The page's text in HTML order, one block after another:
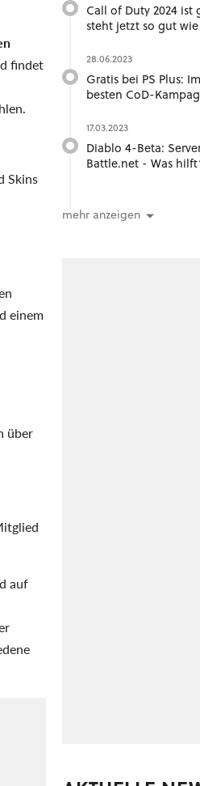
findet
Skins
einem
über
auf
Call of Duty 2024
steht jetzt so gut
28.06.2023
Gratis bei PS Plus:
besten CoD-
17.03.2023
Diablo 4-Beta:
Battle.net - Was
mehr anzeigen